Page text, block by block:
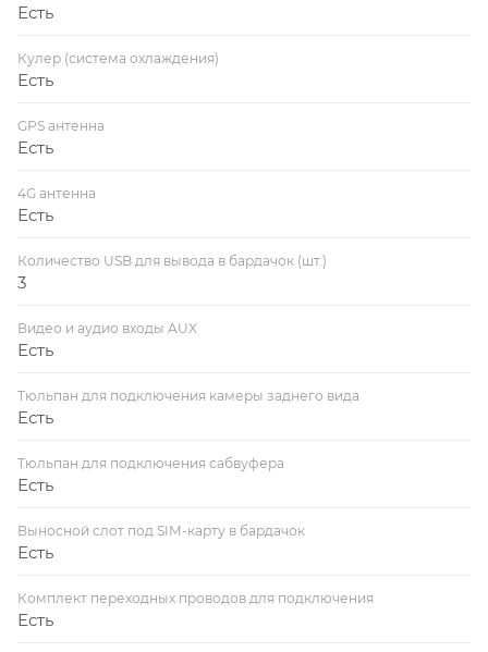
Есть
Кулер (система охлаждения)
Есть
GPS антенна
Есть
4G антенна
Есть
Количество USB для вывода в бардачок (шт.)
3
Видео и аудио входы AUX
Есть
Тюльпан для подключения камеры заднего вида
Есть
Тюльпан для подключения сабвуфера
Есть
Выносной слот под SIM-карту в бардачок
Есть
Комплект переходных проводов для подключения
Есть